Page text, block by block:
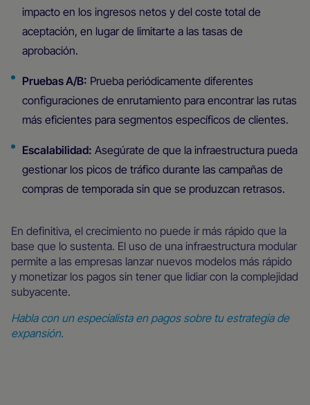
impacto en los ingresos netos y del coste total de
aceptación, en lugar de limitarte a las tasas de
aprobación.
Pruebas A/B: Prueba periódicamente diferentes
configuraciones de enrutamiento para encontrar las rutas
más eficientes para segmentos específicos de clientes.
Escalabilidad: Asegúrate de que la infraestructura pueda
gestionar los picos de tráfico durante las campañas de
compras de temporada sin que se produzcan retrasos.
En definitiva, el crecimiento no puede ir más rápido que la
base que lo sustenta. El uso de una infraestructura modular
permite a las empresas lanzar nuevos modelos más rápido
y monetizar los pagos sin tener que lidiar con la complejidad
subyacente.
Habla con un especialista en pagos sobre tu estrategia de
expansión.